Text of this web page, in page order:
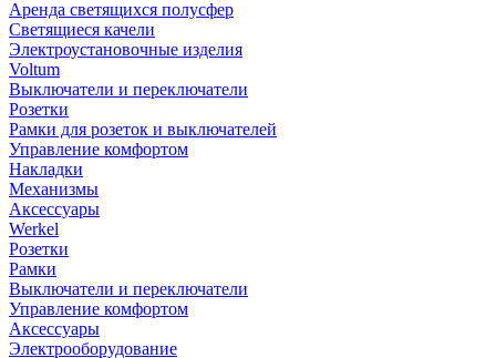
Аренда светящихся полусфер
Светящиеся качели
Электроустановочные изделия
Voltum
Выключатели и переключатели
Розетки
Рамки для розеток и выключателей
Управление комфортом
Накладки
Механизмы
Аксессуары
Werkel
Розетки
Рамки
Выключатели и переключатели
Управление комфортом
Аксессуары
Электрооборудование